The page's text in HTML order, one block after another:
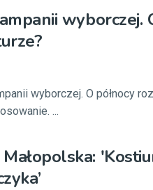
wyborczej.
wyborczej. O północy
...